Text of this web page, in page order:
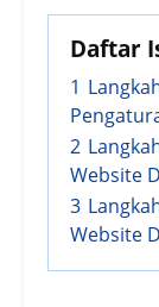
Daftar
1
2
Website
3
Website